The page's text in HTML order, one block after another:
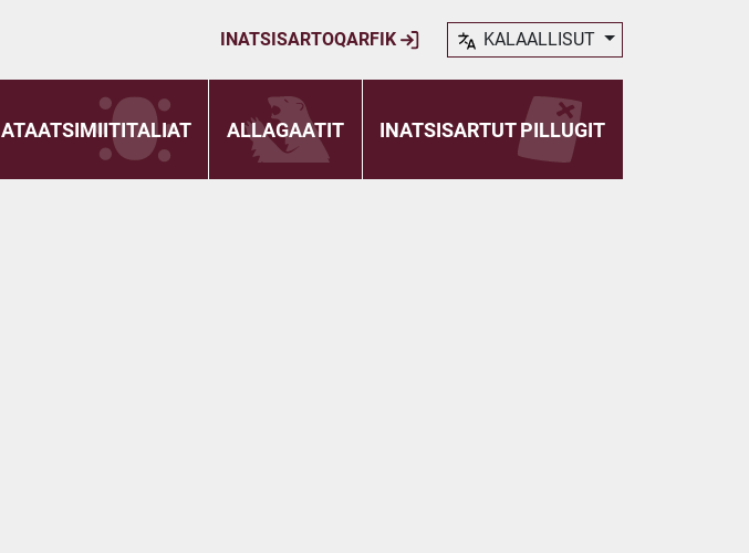
INATSISARTOQARFIK KALAALLISUT
ATAATSIMIITITALIAT ALLAGAATIT INATSISARTUT PILLUGIT